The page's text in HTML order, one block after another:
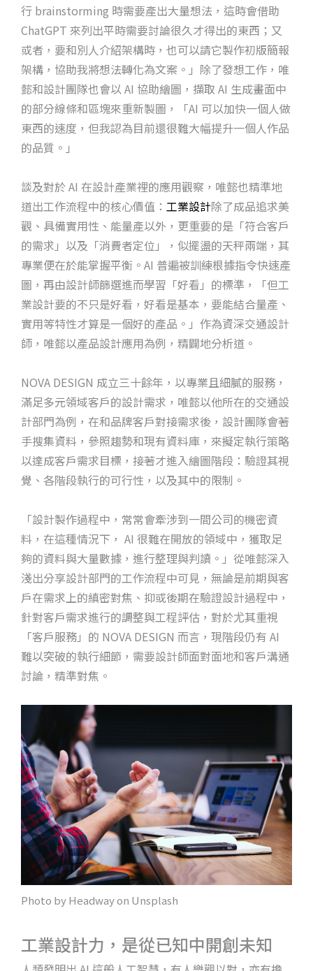
行 brainstorming 時需要產出大量想法，這時會借助
ChatGPT 來列出平時需要討論很久才得出的東西；又
或者，要和別人介紹架構時，也可以請它製作初版簡報
架構，協助我將想法轉化為文案。」除了發想工作，唯
懿和設計團隊也會以 AI 協助繪圖，擷取 AI 生成畫面中
的部分線條和區塊來重新製圖，「AI 可以加快一個人做
東西的速度，但我認為目前還很難大幅提升一個人作品
的品質。」
談及對於 AI 在設計產業裡的應用觀察，唯懿也精準地
道出工作流程中的核心價值： 工業設計除了成品追求美
觀、具備實用性、能量產以外，更重要的是「符合客戶
的需求」以及「消費者定位」，似擺盪的天秤兩端，其
專業便在於能掌握平衡。AI 普遍被訓練根據指令快速產
圖，再由設計師篩選進而學習「好看」的標準，「但工
業設計要的不只是好看，好看是基本，要能結合量產、
實用等特性才算是一個好的產品。」作為資深交通設計
師，唯懿以產品設計應用為例，精闢地分析道。
NOVA DESIGN 成立三十餘年，以專業且細膩的服務，
滿足多元領域客戶的設計需求，唯懿以他所在的交通設
計部門為例，在和品牌客戶對接需求後，設計團隊會著
手搜集資料，參照趨勢和現有資料庫，來擬定執行策略
以達成客戶需求目標，接著才進入繪圖階段：驗證其視
覺、各階段執行的可行性，以及其中的限制。
「設計製作過程中，常常會牽涉到一間公司的機密資
料，在這種情況下， AI 很難在開放的領域中，獲取足
夠的資料與大量數據，進行整理與判讀。」從唯懿深入
淺出分享設計部門的工作流程中可見，無論是前期與客
戶在需求上的縝密對焦、抑或後期在驗證設計過程中，
針對客戶需求進行的調整與工程評估，對於尤其重視
「客戶服務」的 NOVA DESIGN 而言，現階段仍有 AI
難以突破的執行細節，需要設計師面對面地和客戶溝通
討論，精準對焦。
Photo by Headway on Unsplash
工業設計力，是從已知中開創未知